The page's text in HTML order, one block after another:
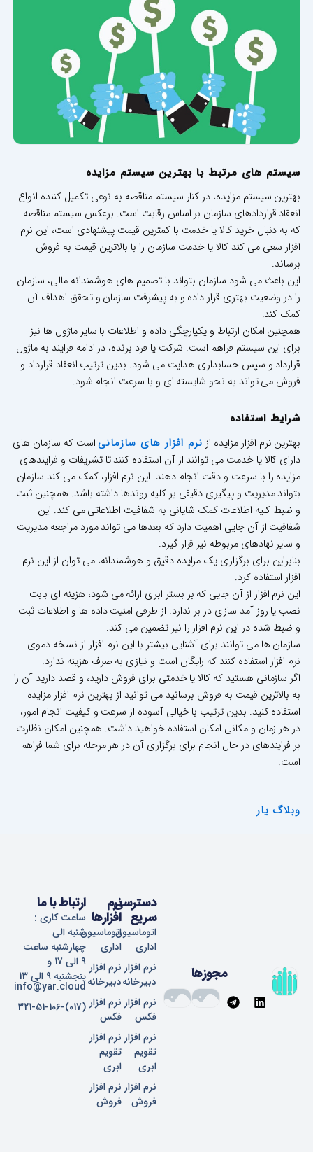
سیستم های مرتبط با بهترین سیستم مزایده
بهترین سیستم مزایده، در کنار سیستم مناقصه به نوعی تکمیل کننده انواع
انعقاد قراردادهای سازمان بر اساس رقابت است. برعکس سیستم مناقصه
که به دنبال خرید کالا یا خدمت با کمترین قیمت پیشنهادی است، این نرم
افزار سعی می کند کالا یا خدمت سازمان را با بالاترین قیمت به فروش
برساند.
این باعث می شود سازمان بتواند با تصمیم های هوشمندانه مالی، سازمان
را در وضعیت بهتری قرار داده و به پیشرفت سازمان و تحقق اهداف آن
کمک کند.
همچنین امکان ارتباط و یکپارچگی داده و اطلاعات با سایر ماژول ها نیز
برای این سیستم فراهم است. شرکت یا فرد برنده، در ادامه فرایند به ماژول
قرارداد و سپس حسابداری هدایت می شود. بدین ترتیب انعقاد قرارداد و
فروش می تواند به نحو شایسته ای و با سرعت انجام شود.
شرایط استفاده
بهترین نرم افزار مزایده از نرم افزار های سازمانی است که سازمان های
دارای کالا یا خدمت می توانند از آن استفاده کنند تا تشریفات و فرایندهای
مزایده را با سرعت و دقت انجام دهند. این نرم افزار، کمک می کند سازمان
بتواند مدیریت و پیگیری دقیقی بر کلیه روندها داشته باشد. همچنین ثبت
و ضبط کلیه اطلاعات کمک شایانی به شفافیت اطلاعاتی می کند. این
شفافیت از آن جایی اهمیت دارد که بعدها می تواند مورد مراجعه مدیریت
و سایر نهادهای مربوطه نیز قرار گیرد.
بنابراین برای برگزاری یک مزایده دقیق و هوشمندانه، می توان از این نرم
افزار استفاده کرد.
این نرم افزار از آن جایی که بر بستر ابری ارائه می شود، هزینه ای بابت
نصب یا روز آمد سازی در بر ندارد. از طرفی امنیت داده ها و اطلاعات ثبت
و ضبط شده در این نرم افزار را نیز تضمین می کند.
سازمان ها می توانند برای آشنایی بیشتر با این نرم افزار از نسخه دموی
نرم افزار استفاده کنند که رایگان است و نیازی به صرف هزینه ندارد.
اگر سازمانی هستید که کالا یا خدمتی برای فروش دارید، و قصد دارید آن را
به بالاترین قیمت به فروش برسانید می توانید از بهترین نرم افزار مزایده
استفاده کنید. بدین ترتیب با خیالی آسوده از سرعت و کیفیت انجام امور،
در هر زمان و مکانی امکان استفاده خواهید داشت. همچنین امکان نظارت
بر فرایندهای در حال انجام برای برگزاری آن در هر مرحله برای شما فراهم
است.
وبلاگ یار
نرم
افزارها
اتوماسیون
اداری
نرم افزار
دبیرخانه
نرم افزار
فکس
نرم افزار
تقویم
ابری
نرم افزار
فروش
دسترسی
سریع
اتوماسیون
اداری
نرم افزار
دبیرخانه
نرم افزار
فکس
نرم افزار
تقویم
ابری
نرم افزار
فروش
ارتباط با ما
ساعت کاری :
شنبه الی
چهارشنبه ساعت
9 الی 17 و
پنجشنبه 9 الی 13
info@yar.cloud
(017)-321-51-106
مجوزها
L
i
T
e